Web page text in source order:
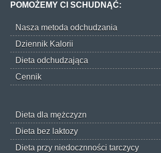
POMOŻEMY CI SCHUDNĄĆ:
Nasza metoda odchudzania
Dziennik Kalorii
Dieta odchudzająca
Cennik
Dieta dla mężczyzn
Dieta bez laktozy
Dieta przy niedocznności tarczycy